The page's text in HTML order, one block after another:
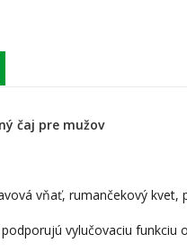
čaj pre mužov
vňať, rumančekový kvet,
podporujú vylučovaciu funkciu